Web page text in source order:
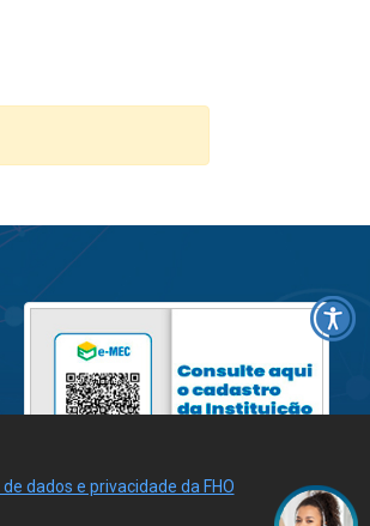
dados e privacidade da FHO